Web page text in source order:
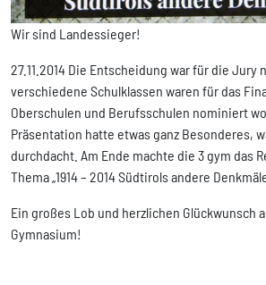
Wir sind Landessieger!
27.11.2014 Die Entscheidung war für die Jury
verschiedene Schulklassen waren für das
Oberschulen und Berufsschulen nominiert
Präsentation hatte etwas ganz Besonderes,
durchdacht. Am Ende machte die 3 gym das
Thema „1914 – 2014 Südtirols andere
Ein großes Lob und herzlichen Glückwunsch
Gymnasium!